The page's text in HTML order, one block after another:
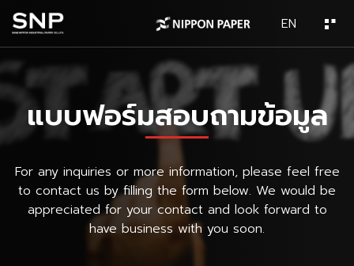
EN
แบบฟอร์มสอบถามข้อมูล
For any inquiries or more information, please feel free
to contact us by filling the form below. We would be
appreciated for your contact and look forward to
have business with you soon.